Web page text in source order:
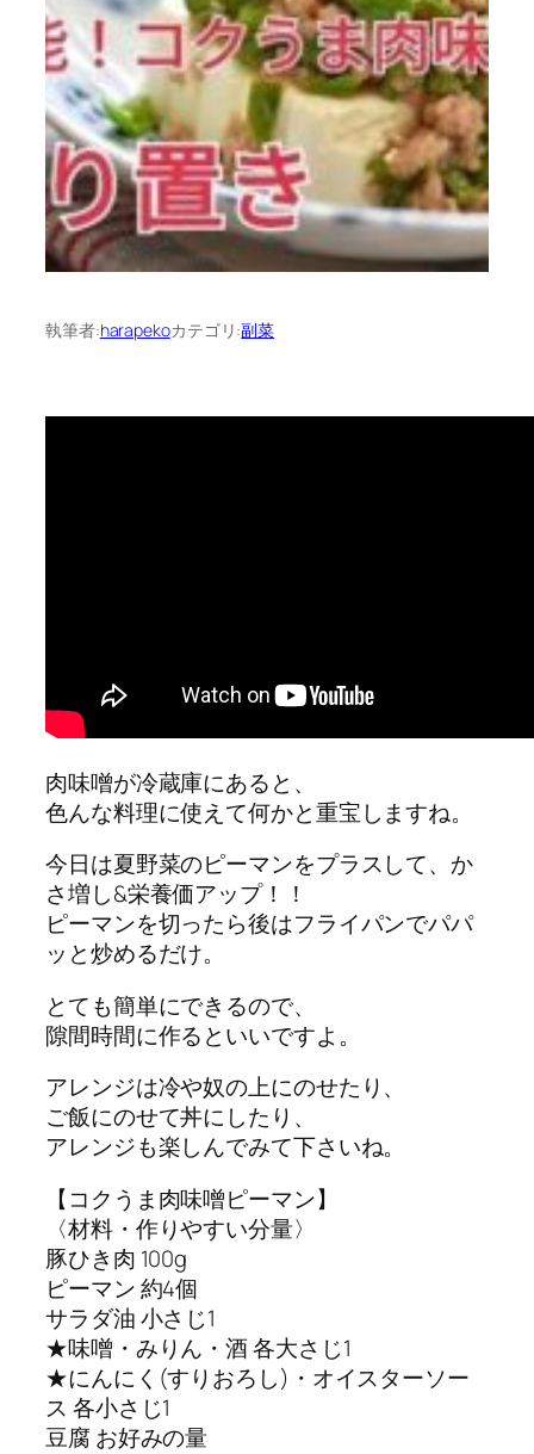
執筆者:harapekoカテゴリ:副菜
肉味噌が冷蔵庫にあると、
色んな料理に使えて何かと重宝しますね。
今日は夏野菜のピーマンをプラスして、か
さ増し&栄養価アップ！！
ピーマンを切ったら後はフライパンでパパ
ッと炒めるだけ。
とても簡単にできるので、
隙間時間に作るといいですよ。
アレンジは冷や奴の上にのせたり、
ご飯にのせて丼にしたり、
アレンジも楽しんでみて下さいね。
【コクうま肉味噌ピーマン】
〈材料・作りやすい分量〉
豚ひき肉 100g
ピーマン 約4個
サラダ油 小さじ1
★味噌・みりん・酒 各大さじ1
★にんにく(すりおろし)・オイスターソー
ス 各小さじ1
豆腐 お好みの量